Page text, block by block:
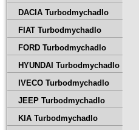
DACIA Turbodmychadlo
FIAT Turbodmychadlo
FORD Turbodmychadlo
HYUNDAI Turbodmychadlo
IVECO Turbodmychadlo
JEEP Turbodmychadlo
KIA Turbodmychadlo